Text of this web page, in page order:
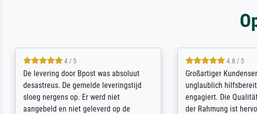
5 / 5
Sehr gute Qualität des Leinwanddrucks
und des Rahmens! Unser Bild wurde
sehr sorgfältig und sicher verpackt, so
dass es unbeschadet bei uns ankam. Es
5 / 5
Für ein
Feldpost meines
Weltkrieg benötigte
ausdrucksvolles Bild.